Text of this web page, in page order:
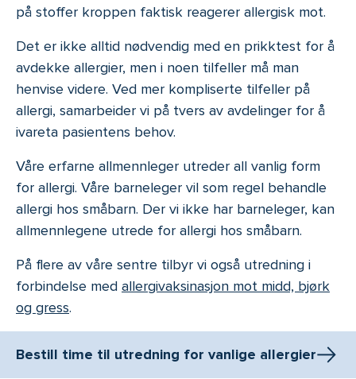
på stoffer kroppen faktisk reagerer allergisk mot.
Det er ikke alltid nødvendig med en prikktest for å
avdekke allergier, men i noen tilfeller må man
henvise videre. Ved mer kompliserte tilfeller på
allergi, samarbeider vi på tvers av avdelinger for å
ivareta pasientens behov.
Våre erfarne allmennleger utreder all vanlig form
for allergi. Våre barneleger vil som regel behandle
allergi hos småbarn. Der vi ikke har barneleger, kan
allmennlegene utrede for allergi hos småbarn.
På flere av våre sentre tilbyr vi også utredning i
forbindelse med allergivaksinasjon mot midd, bjørk
og gress.
Bestill time til utredning for vanlige allergier